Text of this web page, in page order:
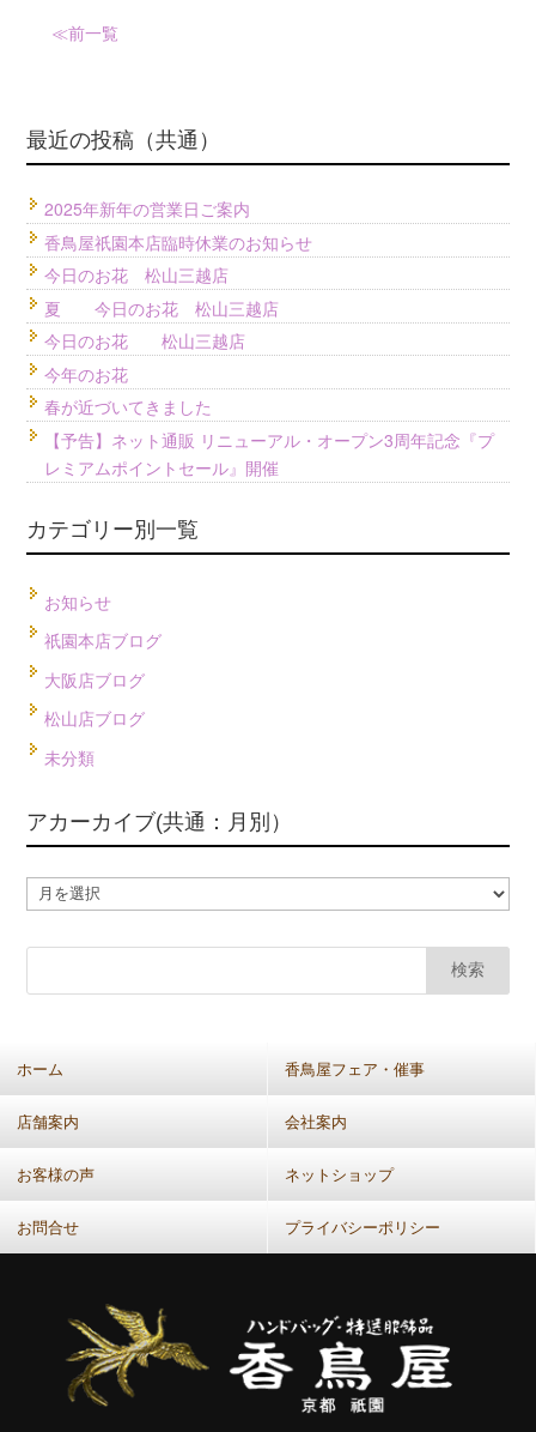
≪前一覧
最近の投稿（共通）
2025年新年の営業日ご案内
香鳥屋祇園本店臨時休業のお知らせ
今日のお花 松山三越店
夏 今日のお花 松山三越店
今日のお花 松山三越店
今年のお花
春が近づいてきました
【予告】ネット通販 リニューアル・オープン3周年記念『プ
レミアムポイントセール』開催
カテゴリー別一覧
お知らせ
祇園本店ブログ
大阪店ブログ
松山店ブログ
未分類
アカーカイブ(共通：月別）
ア
カ
ー
イ
通：
月
別）
ホーム 香鳥屋フェア・催事
店舗案内 会社案内
お客様の声 ネットショップ
お問合せ プライバシーポリシー